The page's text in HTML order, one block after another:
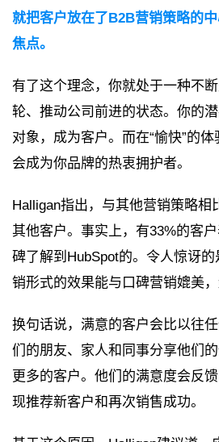
就把客户放在了B2B营销策略的
焦点。
有了这个理念，你就处于一种不
轮、推动公司前进的状态。你的
对象，成为客户。而在“愉快”的
会成为你品牌的热衷拥护者。
Halligan指出，与其他营销策略相
其他客户。事实上，有33%的客
碑了解到HubSpot的。令人惊讶
销形式的效果能与口碑营销媲美，
换句话说，满意的客户会比以往
们的朋友、家人和同事分享他们
更多的客户。他们的满意度会反
现推荐新客户和再次销售成功。